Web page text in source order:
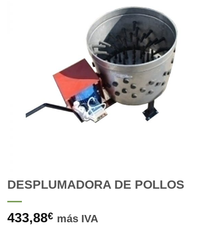
DESPLUMADORA DE POLLOS
433,88€ más IVA